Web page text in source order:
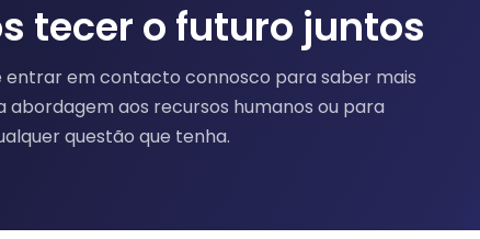
tecer o futuro juntos
entrar em contacto connosco para saber mais
abordagem aos recursos humanos ou para
questão que tenha.